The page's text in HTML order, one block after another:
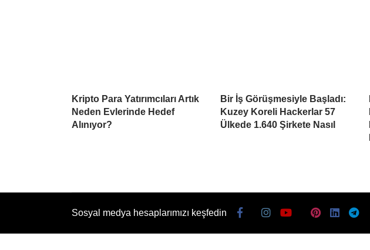
Kripto Para Yatırımcıları Artık
Neden Evlerinde Hedef
Alınıyor?
Bir İş Görüşmesiyle Başladı:
Kuzey Koreli Hackerlar 57
Ülkede 1.640 Şirkete Nasıl
Sosyal medya hesaplarımızı keşfedin